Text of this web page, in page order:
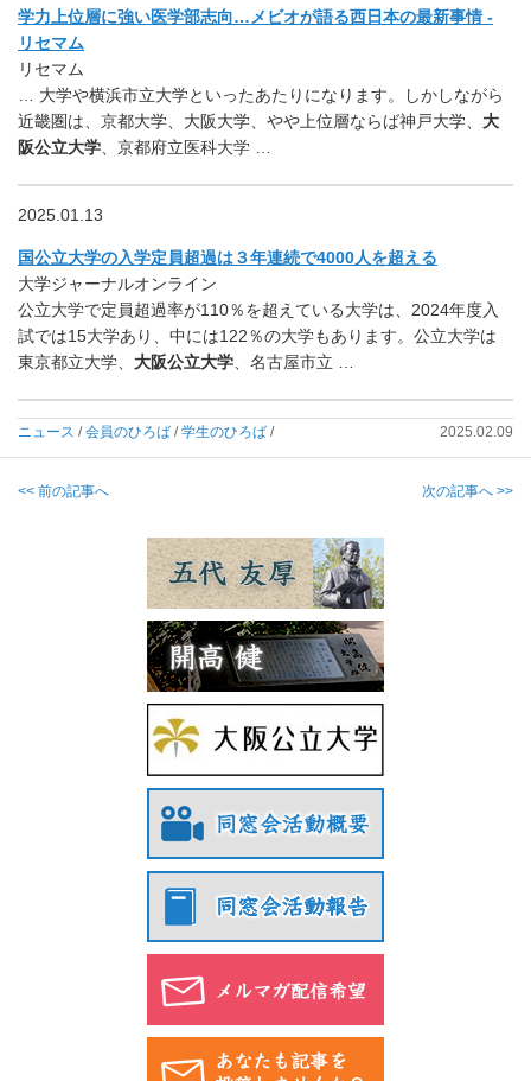
学力上位層に強い医学部志向…メビオが語る西日本の最新事情 -
リセマム
リセマム
… 大学や横浜市立大学といったあたりになります。しかしながら
近畿圏は、京都大学、大阪大学、やや上位層ならば神戸大学、 大
阪公立大学、京都府立医科大学 …
2025.01.13
国公立大学の入学定員超過は３年連続で4000人を超える
大学ジャーナルオンライン
公立大学で定員超過率が110％を超えている大学は、2024年度入
試では15大学あり、中には122％の大学もあります。公立大学は
東京都立大学、 大阪公立大学 、名古屋市立 …
ニュース /会員のひろば /学生のひろば / 2025.02.09
<< 前の記事へ 次の記事へ >>